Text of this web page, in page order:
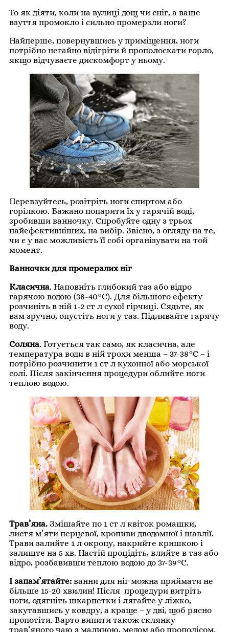
То як діяти, коли на вулиці дощ чи сніг, а ваше
взуття промокло і сильно промерзли ноги?
Найперше, повернувшись у приміщення, ноги
потрібно негайно відігріти й прополоскати горло,
якщо відчуваєте дискомфорт у ньому.
Перевзуйтесь, розітріть ноги спиртом або
горілкою. Бажано попарити їх у гарячій воді,
зробивши ванночку. Спробуйте одну з трьох
найефективніших, на вибір. Звісно, з огляду на те,
чи є у вас можливість її собі організувати на той
момент.
Ванночки для промерзлих ніг
Класична. Наповніть глибокий таз або відро
гарячою водою (38-40°С). Для більшого ефекту
розчиніть в ній 1-2 ст л сухої гірчиці. Сядьте, як
вам зручно, опустіть ноги у таз. Підливайте гарячу
воду.
Соляна. Готується так само, як класична, але
температура води в ній трохи менша – 37-38°С – і
потрібно розчинити 1 ст л кухонної або морської
солі. Після закінчення процедури облийте ноги
теплою водою.
Трав’яна. Змішайте по 1 ст л квіток ромашки,
листя м’яти перцевої, кропиви дводомної і шавлії.
Трави залийте 1 л окропу, накрийте кришкою і
залиште на 5 хв. Настій процідіть, влийте в таз або
відро, розбавивши теплою водою до 37-39°С.
І запам’ятайте: ванни для ніг можна приймати не
більше 15-20 хвилин! Після процедури витріть
ноги, одягніть шкарпетки і лягайте у ліжко,
закутавшись у ковдру, а краще – у дві, щоб рясно
пропотіти. Варто випити також склянку
трав’яного чаю з малиною, медом або прополісом.